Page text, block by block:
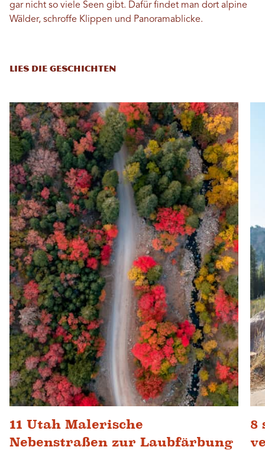
gar nicht so viele Seen gibt. Dafür findet man dort alpine
Wälder, schroffe Klippen und Panoramablicke.
LIES DIE GESCHICHTEN
11 Utah Malerische
Nebenstraßen zur Laubfärbung
8